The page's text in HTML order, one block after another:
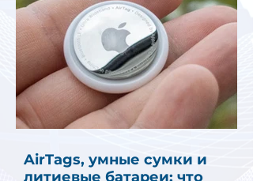
AirTags, умные сумки и
литиевые батареи: что